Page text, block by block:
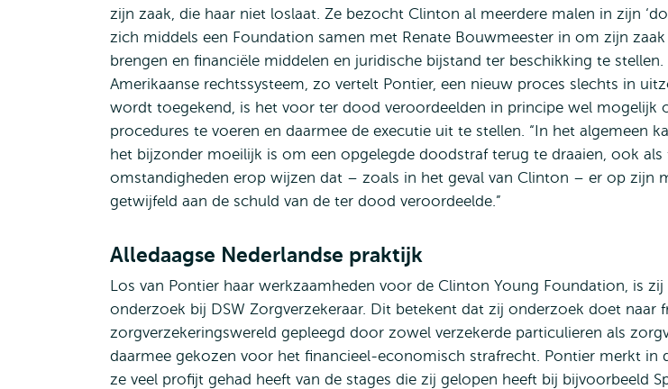
zijn zaak, die haar niet loslaat. Ze bezocht Clinton al meerdere malen in zijn
zich middels een Foundation samen met Renate Bouwmeester in om zijn
brengen en financiële middelen en juridische bijstand ter beschikking te
Amerikaanse rechtssysteem, zo vertelt Pontier, een nieuw proces slechts in
wordt toegekend, is het voor ter dood veroordeelden in principe wel mogelijk
procedures te voeren en daarmee de executie uit te stellen. “In het algemeen
het bijzonder moeilijk is om een opgelegde doodstraf terug te draaien, ook als
omstandigheden erop wijzen dat – zoals in het geval van Clinton – er op zijn
getwijfeld aan de schuld van de ter dood veroordeelde.”
Alledaagse Nederlandse praktijk
Los van Pontier haar werkzaamheden voor de Clinton Young Foundation, is
onderzoek bij DSW Zorgverzekeraar. Dit betekent dat zij onderzoek doet naar
zorgverzekeringswereld gepleegd door zowel verzekerde particulieren als
daarmee gekozen voor het financieel-economisch strafrecht. Pontier merkt in
ze veel profijt gehad heeft van de stages die zij gelopen heeft bij bijvoorbeeld